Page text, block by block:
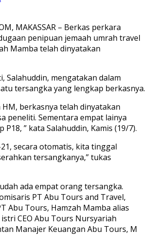
MAKASSAR – Berkas perkara
penipuan jemaah umrah travel
Mamba telah dinyatakan
Salahuddin, mengatakan dalam
tersangka yang lengkap berkasnya.
berkasnya telah dinyatakan
peneliti. Sementara empat lainya
P18, ” kata Salahuddin, Kamis (19/7).
21, secara otomatis, kita tinggal
tersangkanya,” tukas
ada empat orang tersangka.
PT Abu Tours and Travel,
Abu Tours, Hamzah Mamba alias
CEO Abu Tours Nursyariah
Manajer Keuangan Abu Tours, M